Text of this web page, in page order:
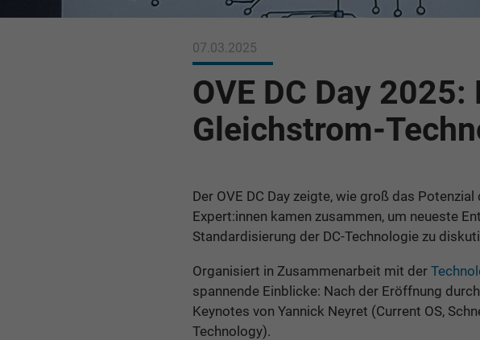
07.03.2025
OVE DC Day
Gleichstrom-
Der OVE DC Day zeigte, wie groß das
Expert:innen kamen zusammen, um neueste
Standardisierung der DC-Technologie zu
Organisiert in Zusammenarbeit mit der
spannende Einblicke: Nach der Eröffnung
Keynotes von Yannick Neyret (Current OS,
Technology).